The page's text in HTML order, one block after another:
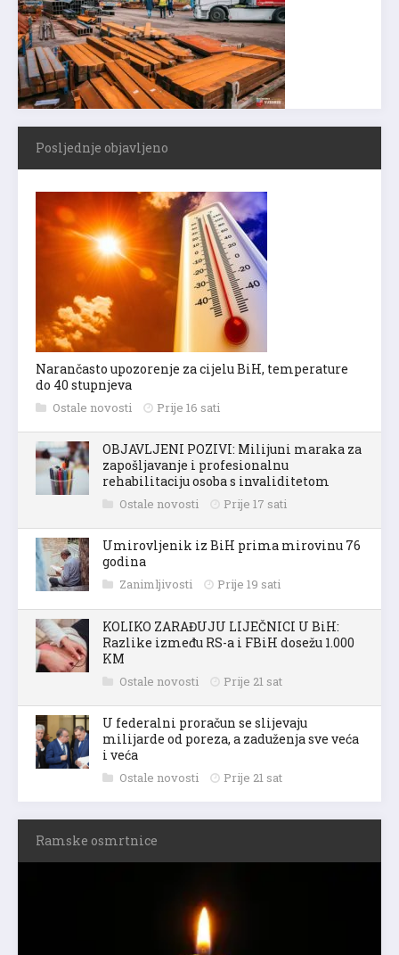
Posljednje objavljeno
Narančasto upozorenje za cijelu BiH, temperature
do 40 stupnjeva
Ostale novosti Prije 16 sati
OBJAVLJENI POZIVI: Milijuni maraka za
zapošljavanje i profesionalnu
rehabilitaciju osoba s invaliditetom
Ostale novosti Prije 17 sati
Umirovljenik iz BiH prima mirovinu 76
godina
Zanimljivosti Prije 19 sati
KOLIKO ZARAĐUJU LIJEČNICI U BiH:
Razlike između RS-a i FBiH dosežu 1.000
KM
Ostale novosti Prije 21 sat
U federalni proračun se slijevaju
milijarde od poreza, a zaduženja sve veća
i veća
Ostale novosti Prije 21 sat
Ramske osmrtnice